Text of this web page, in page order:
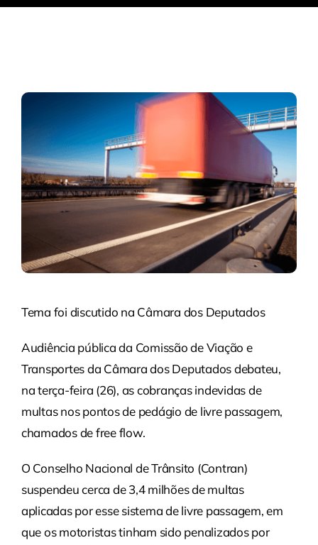
Tema foi discutido na Câmara dos Deputados
Audiência pública da Comissão de Viação e
Transportes da Câmara dos Deputados debateu,
na terça-feira (26), as cobranças indevidas de
multas nos pontos de pedágio de livre passagem,
chamados de free flow.
O Conselho Nacional de Trânsito (Contran)
suspendeu cerca de 3,4 milhões de multas
aplicadas por esse sistema de livre passagem, em
que os motoristas tinham sido penalizados por